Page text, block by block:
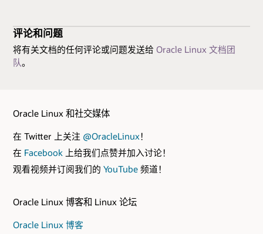
评论和问题
将有关文档的任何评论或问题发送给 Oracle Linux 文档团
队。
Oracle Linux 和社交媒体
在 Twitter 上关注 @OracleLinux！
在 Facebook 上给我们点赞并加入讨论！
观看视频并订阅我们的 YouTube 频道！
Oracle Linux 博客和 Linux 论坛
Oracle Linux 博客